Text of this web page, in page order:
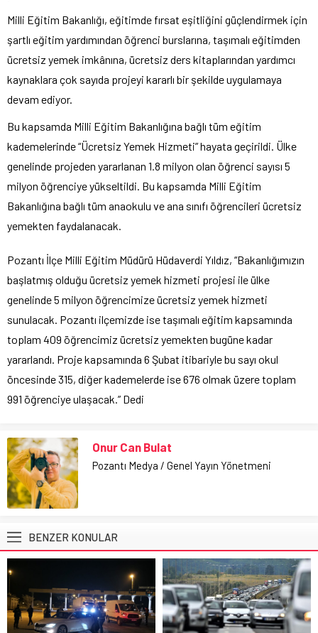
Milli Eğitim Bakanlığı, eğitimde fırsat eşitliğini güçlendirmek için
şartlı eğitim yardımından öğrenci burslarına, taşımalı eğitimden
ücretsiz yemek imkânına, ücretsiz ders kitaplarından yardımcı
kaynaklara çok sayıda projeyi kararlı bir şekilde uygulamaya
devam ediyor.
Bu kapsamda Milli Eğitim Bakanlığına bağlı tüm eğitim
kademelerinde “Ücretsiz Yemek Hizmeti” hayata geçirildi. Ülke
genelinde projeden yararlanan 1.8 milyon olan öğrenci sayısı 5
milyon öğrenciye yükseltildi. Bu kapsamda Milli Eğitim
Bakanlığına bağlı tüm anaokulu ve ana sınıfı öğrencileri ücretsiz
yemekten faydalanacak.
Pozantı İlçe Milli Eğitim Müdürü Hüdaverdi Yıldız, “Bakanlığımızın
başlatmış olduğu ücretsiz yemek hizmeti projesi ile ülke
genelinde 5 milyon öğrencimize ücretsiz yemek hizmeti
sunulacak. Pozantı ilçemizde ise taşımalı eğitim kapsamında
toplam 409 öğrencimiz ücretsiz yemekten bugüne kadar
yararlandı. Proje kapsamında 6 Şubat itibariyle bu sayı okul
öncesinde 315, diğer kademelerde ise 676 olmak üzere toplam
991 öğrenciye ulaşacak.” Dedi
Onur Can Bulat
Pozantı Medya / Genel Yayın Yönetmeni
BENZER KONULAR